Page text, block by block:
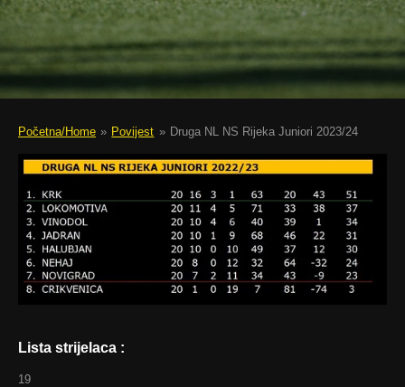
Početna/Home » Povijest » Druga NL NS Rijeka Juniori 2023/24
Lista strijelaca :
19